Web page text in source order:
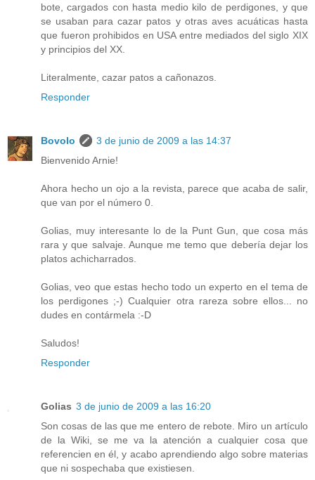
bote, cargados con hasta medio kilo de perdigones, y que
se usaban para cazar patos y otras aves acuáticas hasta
que fueron prohibidos en USA entre mediados del siglo XIX
y principios del XX.
Literalmente, cazar patos a cañonazos.
Responder
Bovolo
3 de junio de 2009 a las 14:37
Bienvenido Arnie!
Ahora hecho un ojo a la revista, parece que acaba de salir,
que van por el número 0.
Golias, muy interesante lo de la Punt Gun, que cosa más
rara y que salvaje. Aunque me temo que debería dejar los
platos achicharrados.
Golias, veo que estas hecho todo un experto en el tema de
los perdigones ;-) Cualquier otra rareza sobre ellos... no
dudes en contármela :-D
Saludos!
Responder
Golias 3 de junio de 2009 a las 16:20
Son cosas de las que me entero de rebote. Miro un artículo
de la Wiki, se me va la atención a cualquier cosa que
referencien en él, y acabo aprendiendo algo sobre materias
que ni sospechaba que existiesen.